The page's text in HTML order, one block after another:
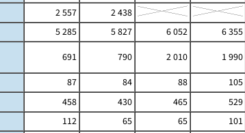
2 557
2 438
5 285 5 827 6 052 6 355
691 790 2 010 1 990
87 84 88 105
458 430 465 529
112 65 65 101